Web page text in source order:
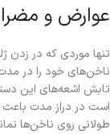
عوارض و
تنها موردی که در زدن
ناخن‌های خود را در مدت
تابش اشعه‌های این
است در دراز مدت باعث
طولانی روی ناخن‌ها